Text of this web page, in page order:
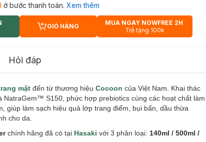
ở bước thanh toán. Xem thêm
CART PLUS ICON
GIỎ HÀNG
MUA NGAY NOWFREE 2H
Trễ tặng 100k
Hỏi đáp
mặt đến từ thương hiệu Cocoon của Việt Nam. Khai thác
S150, phức hợp prebiotics cùng các hoạt chất làm
giúp làm sạch hiệu quả lớp trang điểm, bụi bẩn, dầu thừa
cho da.
chính hãng đã có tại Hasaki với 3 phân loại: 140ml / 500ml /